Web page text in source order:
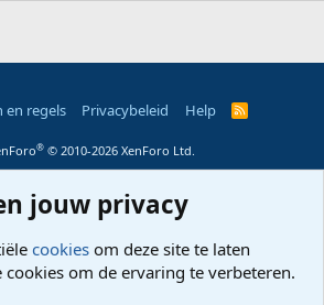
en regels Privacybeleid Help
R
® © 2010-2026 XenForo Ltd.
jouw privacy
cookies om deze site te laten
om de ervaring te verbeteren.